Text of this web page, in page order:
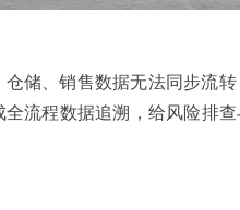
储、销售数据无法同步流
流程数据追溯，给风险排